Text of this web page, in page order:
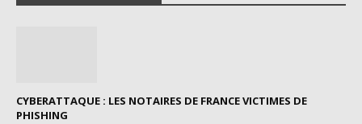
CYBERATTAQUE : LES NOTAIRES DE FRANCE VICTIMES DE
PHISHING